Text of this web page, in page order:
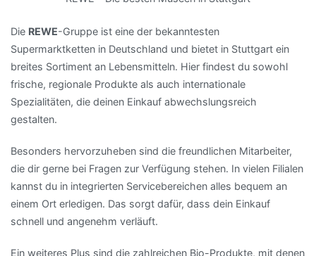
Die REWE-Gruppe ist eine der bekanntesten
Supermarktketten in Deutschland und bietet in Stuttgart ein
breites Sortiment an Lebensmitteln. Hier findest du sowohl
frische, regionale Produkte als auch internationale
Spezialitäten, die deinen Einkauf abwechslungsreich
gestalten.
Besonders hervorzuheben sind die freundlichen Mitarbeiter,
die dir gerne bei Fragen zur Verfügung stehen. In vielen Filialen
kannst du in integrierten Servicebereichen alles bequem an
einem Ort erledigen. Das sorgt dafür, dass dein Einkauf
schnell und angenehm verläuft.
Ein weiteres Plus sind die zahlreichen Bio-Produkte, mit denen